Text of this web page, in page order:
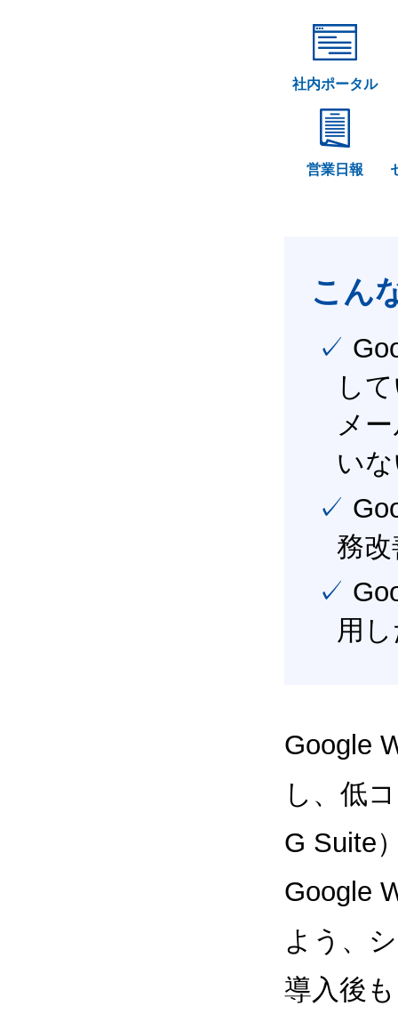
社内ポータル
営業日報
こん
✓ Google Workspace（旧G Suite） を社内で導入
し
メ
い
✓ Google Workspace（旧G Suite） を活用し、業
務
✓ Google Workspace（旧G Suite） を最大限に活
用
Google
し、低
G Suite
Google
よう、
導入後